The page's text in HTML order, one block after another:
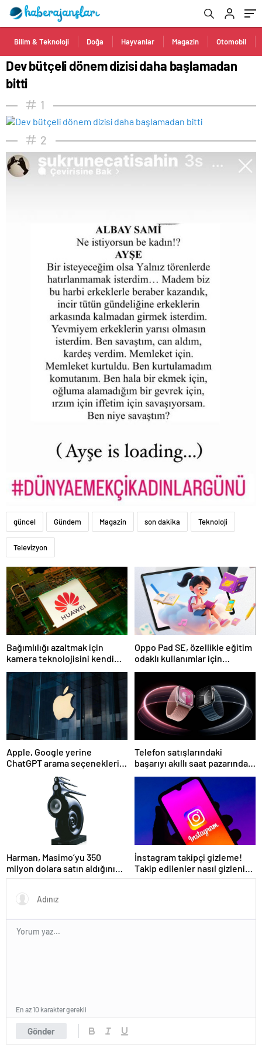
Bilim & Teknoloji Doğa Hayvanlar Magazin Otomobil
Dev bütçeli dönem dizisi daha başlamadan
bitti
1
2
güncel Gündem Magazin son dakika Teknoloji
Televizyon
Bağımlılığı azaltmak için
kamera teknolojisini kendi
Oppo Pad SE, özellikle eğitim
odaklı kullanımlar için
Apple, Google yerine
ChatGPT arama seçeneklerini
Telefon satışlarındaki
başarıyı akıllı saat pazarında
göremedi
Harman, Masimo’yu 350
milyon dolara satın aldığını
duyurdu
İnstagram takipçi gizleme!
Takip edilenler nasıl gizlenir?
Kapatma özelliği geldi!
Gönder
En az 10 karakter gerekli